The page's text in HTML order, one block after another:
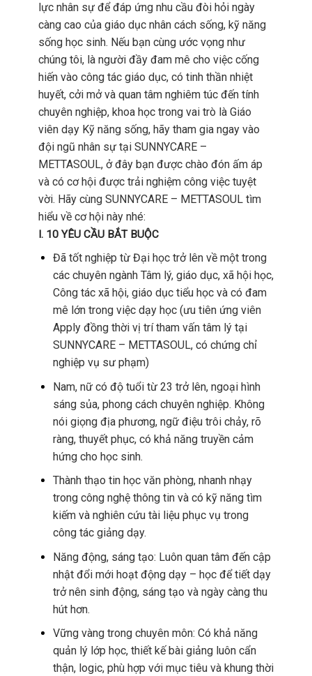
lực nhân sự để đáp ứng nhu cầu đòi hỏi ngày
càng cao của giáo dục nhân cách sống, kỹ năng
sống học sinh. Nếu bạn cùng ước vọng như
chúng tôi, là người đầy đam mê cho việc cống
hiến vào công tác giáo dục, có tinh thần nhiệt
huyết, cởi mở và quan tâm nghiêm túc đến tính
chuyên nghiệp, khoa học trong vai trò là Giáo
viên dạy Kỹ năng sống, hãy tham gia ngay vào
đội ngũ nhân sự tại SUNNYCARE –
METTASOUL, ở đây bạn được chào đón ấm áp
và có cơ hội được trải nghiệm công việc tuyệt
vời. Hãy cùng SUNNYCARE – METTASOUL tìm
hiểu về cơ hội này nhé:
I. 10 YÊU CẦU BẮT BUỘC
Đã tốt nghiệp từ Đại học trở lên về một trong
các chuyên ngành Tâm lý, giáo dục, xã hội học,
Công tác xã hội, giáo dục tiểu học và có đam
mê lớn trong việc dạy học (ưu tiên ứng viên
Apply đồng thời vị trí tham vấn tâm lý tại
SUNNYCARE – METTASOUL, có chứng chỉ
nghiệp vụ sư phạm)
Nam, nữ có độ tuổi từ 23 trở lên, ngoại hình
sáng sủa, phong cách chuyên nghiệp. Không
nói giọng địa phương, ngữ điệu trôi chảy, rõ
ràng, thuyết phục, có khả năng truyền cảm
hứng cho học sinh.
Thành thạo tin học văn phòng, nhanh nhạy
trong công nghệ thông tin và có kỹ năng tìm
kiếm và nghiên cứu tài liệu phục vụ trong
công tác giảng dạy.
Năng động, sáng tạo: Luôn quan tâm đến cập
nhật đổi mới hoạt động dạy – học để tiết dạy
trở nên sinh động, sáng tạo và ngày càng thu
hút hơn.
Vững vàng trong chuyên môn: Có khả năng
quản lý lớp học, thiết kế bài giảng luôn cẩn
thận, logic, phù hợp với mục tiêu và khung thời